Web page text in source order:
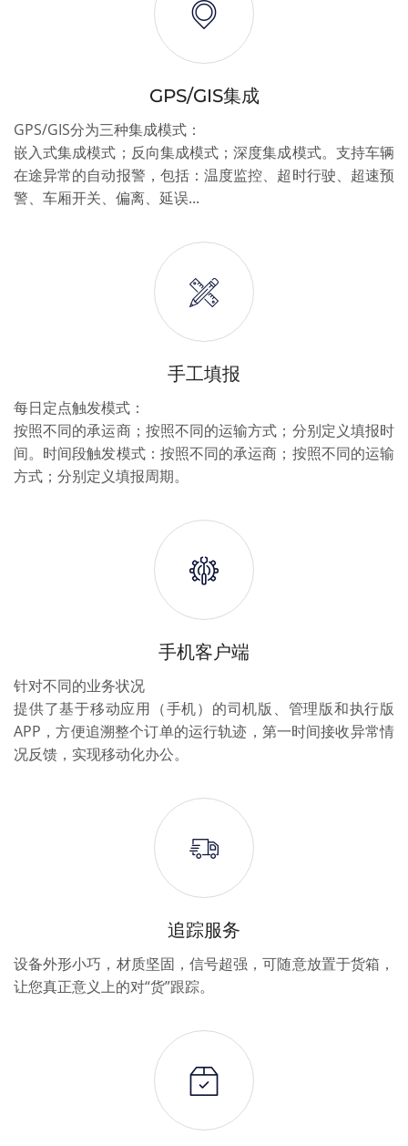
GPS/GIS集成
GPS/GIS分为三种集成模式：
嵌入式集成模式；反向集成模式；深度集成模式。支持车辆
在途异常的自动报警，包括：温度监控、超时行驶、超速预
警、车厢开关、偏离、延误...
手工填报
每日定点触发模式：
按照不同的承运商；按照不同的运输方式；分别定义填报时
间。时间段触发模式：按照不同的承运商；按照不同的运输
方式；分别定义填报周期。
手机客户端
针对不同的业务状况
提供了基于移动应用（手机）的司机版、管理版和执行版
APP，方便追溯整个订单的运行轨迹，第一时间接收异常情
况反馈，实现移动化办公。
追踪服务
设备外形小巧，材质坚固，信号超强，可随意放置于货箱，
让您真正意义上的对“货”跟踪。